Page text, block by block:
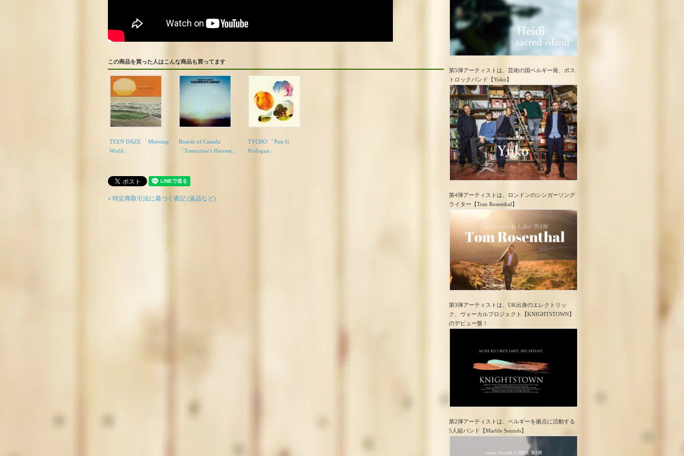
この商品を買った人はこんな商品も買ってます
TEEN DAZE 「Morning
World」
Boards of Canada
「Tomorrow's Harvest」
TYCHO 「Past Is
Prologue」
» 特定商取引法に基づく表記 (返品など)
第5弾アーティストは、芸術の国ベルギー発、ポス
トロック​バンド【Yuko】
第4弾アーティストは、ロンドンのシンガーソング
ライター【Tom Rosenthal】
第3弾アーティストは、UK出身のエレクトリッ
ク、ヴォーカルプロジェクト【KNIGHTSTOWN】
のデビュー盤！
第2弾アーティストは、ベルギーを拠点に活動する
5人組バンド【Marble Sounds】